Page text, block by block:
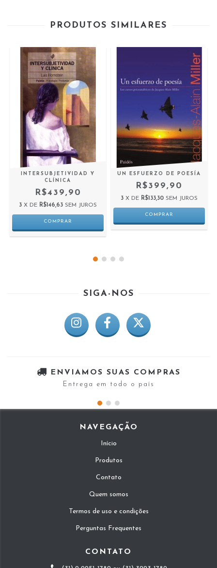
PRODUTOS SIMILARES
INTERSUBJETIVIDAD Y
CLÍNICA
R$439,90
3 X DE R$146,63 SEM JUROS
UN ESFUERZO DE POESÍA
R$399,90
3 X DE R$133,30 SEM JUROS
SIGA-NOS
ENVIAMOS SUAS COMPRAS
Entrega em todo o país
NAVEGAÇÃO
Início
Produtos
Contato
Quem somos
Termos de uso e condições
Perguntas Frequentes
CONTATO